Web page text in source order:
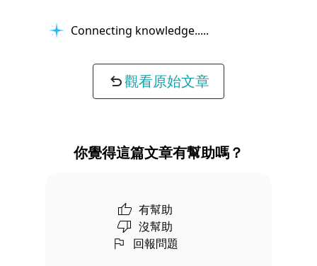
Connecting knowledge...
觀看原始文章
你覺得這篇文章有幫助嗎？
有幫助
沒幫助
回報問題